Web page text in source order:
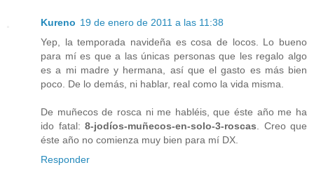
Kureno 19 de enero de 2011 a las 11:38
Yep, la temporada navideña es cosa de locos. Lo bueno
para mí es que a las únicas personas que les regalo algo
es a mi madre y hermana, así que el gasto es más bien
poco. De lo demás, ni hablar, real como la vida misma.
De muñecos de rosca ni me habléis, que éste año me ha
ido fatal: 8-jodíos-muñecos-en-solo-3-roscas . Creo que
éste año no comienza muy bien para mí DX.
Responder